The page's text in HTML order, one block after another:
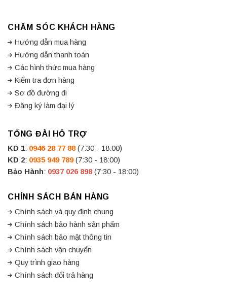
dụng cho các đồ nội thất thông dụng hoặc trong các công trình
Ray trượt bi 3 tầng không giảm chấn:
Ray trượt bi 3 tầnglà một phụ kiện mộc được làm bằng ba
thanh sắt định hình, được thiết kế để trượt trên hệ thống bi dọc
hai bên và có miếng nhựa chặn ở cuối để đảm bảo an toàn khi sử
dụng. Đây là một chi tiết quan trọng của hộc kéo tủ, bàn và các
điện).
CHĂM SÓC KHÁCH HÀNG
Hướng dẫn mua hàng
Hướng dẫn thanh toán
Các hình thức mua hàng
Kiểm tra đơn hàng
Sơ đồ đường đi
Đăng ký làm đại lý
TỔNG ĐÀI HỖ TRỢ
KD 1: 0946 28 77 88 (7:30 - 18:00)
KD 2: 0935 949 789 (7:30 - 18:00)
Bảo Hành: 0937 026 898 (7:30 - 18:00)
CHÍNH SÁCH BÁN HÀNG
Chính sách và quy định chung
Chính sách bảo hành sản phẩm
Chính sách bảo mật thông tin
Chính sách vận chuyển
Quy trình giao hàng
Chính sách đổi trả hàng